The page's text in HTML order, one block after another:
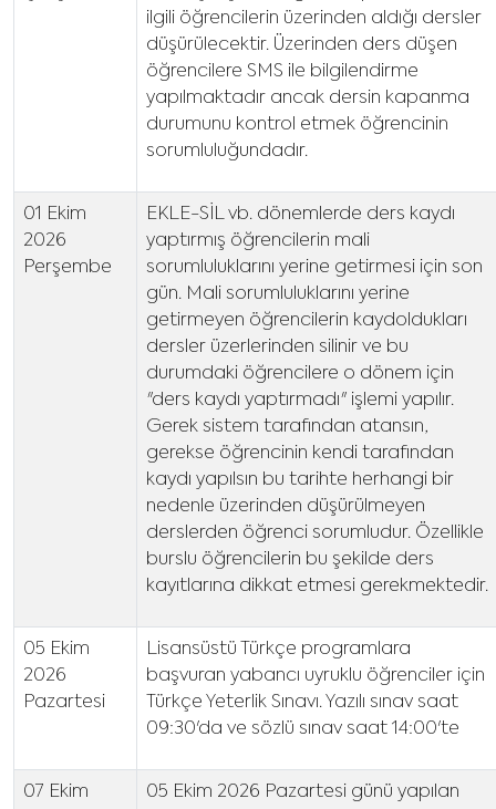
ilgili öğrencilerin üzerinden aldığı dersler
düşürülecektir. Üzerinden ders düşen
öğrencilere SMS ile bilgilendirme
yapılmaktadır ancak dersin kapanma
durumunu kontrol etmek öğrencinin
sorumluluğundadır.
01 Ekim
2026
Perşembe
EKLE-SİL vb. dönemlerde ders kaydı
yaptırmış öğrencilerin mali
sorumluluklarını yerine getirmesi için son
gün. Mali sorumluluklarını yerine
getirmeyen öğrencilerin kaydoldukları
dersler üzerlerinden silinir ve bu
durumdaki öğrencilere o dönem için
"ders kaydı yaptırmadı" işlemi yapılır.
Gerek sistem tarafından atansın,
gerekse öğrencinin kendi tarafından
kaydı yapılsın bu tarihte herhangi bir
nedenle üzerinden düşürülmeyen
derslerden öğrenci sorumludur. Özellikle
burslu öğrencilerin bu şekilde ders
kayıtlarına dikkat etmesi gerekmektedir.
05 Ekim
2026
Pazartesi
Lisansüstü Türkçe programlara
başvuran yabancı uyruklu öğrenciler için
Türkçe Yeterlik Sınavı. Yazılı sınav saat
09:30'da ve sözlü sınav saat 14:00'te
07 Ekim
05 Ekim 2026 Pazartesi günü yapılan